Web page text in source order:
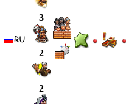
3
2
2